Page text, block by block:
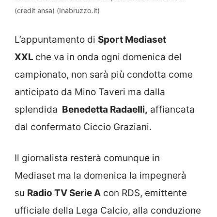
(credit ansa) (Inabruzzo.it)
L’appuntamento di Sport Mediaset
XXL che va in onda ogni domenica del
campionato, non sarà più condotta come
anticipato da Mino Taveri ma dalla
splendida Benedetta Radaelli, affiancata
dal confermato Ciccio Graziani.
Il giornalista resterà comunque in
Mediaset ma la domenica la impegnerà
su Radio TV Serie A con RDS, emittente
ufficiale della Lega Calcio, alla conduzione